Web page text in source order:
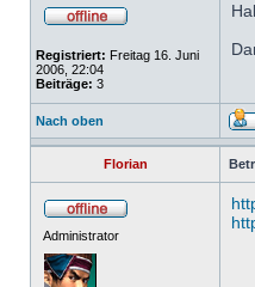
Registriert: Freitag 16. Juni
2006, 22:04
Beiträge: 3
Nach oben
Florian
Administrator